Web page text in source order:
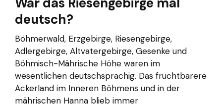
deutsch?
Böhmerwald, Erzgebirge, Riesengebirge,
Adlergebirge, Altvatergebirge, Gesenke und
Böhmisch-Mährische Höhe waren im
wesentlichen deutschsprachig. Das fruchtbarere
Ackerland im Inneren Böhmens und in der
mährischen Hanna blieb immer